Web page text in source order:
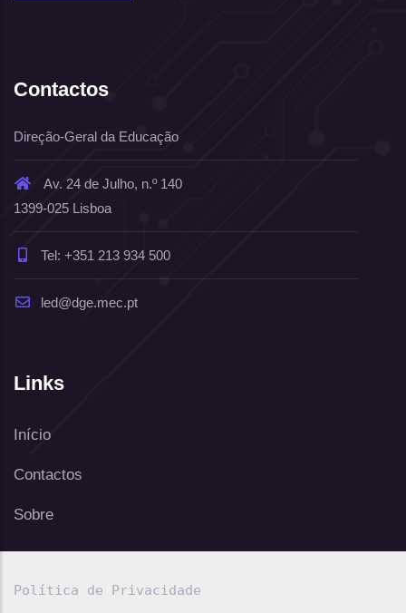
Contactos
Direção-Geral da Educação
Av. 24 de Julho, n.º 140
1399-025 Lisboa
Tel: +351 213 934 500
led@dge.mec.pt
Links
Início
Contactos
Sobre
Política de Privacidade